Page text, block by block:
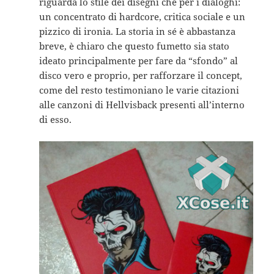
un concentrato di hardcore, critica sociale e un
pizzico di ironia. La storia in sé è abbastanza
breve, è chiaro che questo fumetto sia stato
ideato principalmente per fare da “sfondo” al
disco vero e proprio, per rafforzare il concept,
come del resto testimoniano le varie citazioni
alle canzoni di Hellvisback presenti all’interno
di esso.